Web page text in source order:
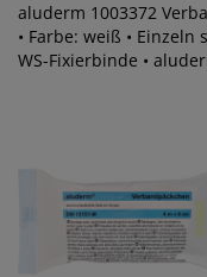
aluderm 1003372
• Farbe: weiß •
WS-Fixierbinde •